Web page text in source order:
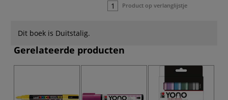
Product op verlanglijstje
Dit boek is Duitstalig.
Gerelateerde producten